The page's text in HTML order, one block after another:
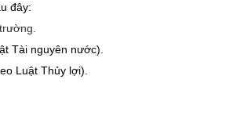
đây:
Tài nguyên nước).
Luật Thủy lợi).